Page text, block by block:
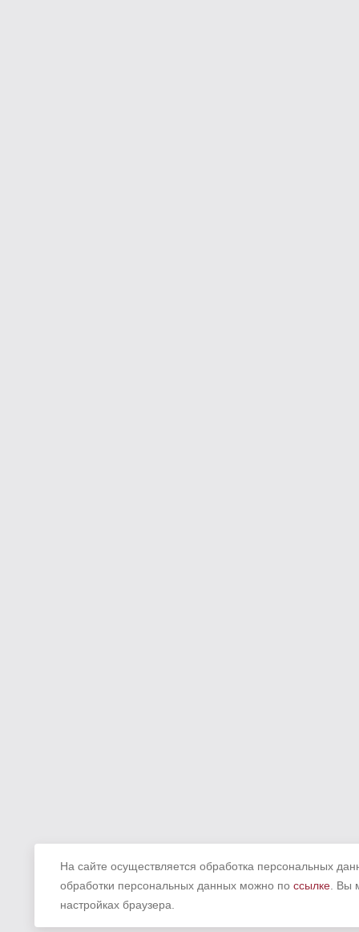
На сайте осуществляется обработка персональных
обработки персональных данных можно по ссылке . Вы
настройках браузера.